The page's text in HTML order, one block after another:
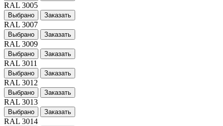
RAL 3005
Выбрано Заказать
RAL 3007
Выбрано Заказать
RAL 3009
Выбрано Заказать
RAL 3011
Выбрано Заказать
RAL 3012
Выбрано Заказать
RAL 3013
Выбрано Заказать
RAL 3014